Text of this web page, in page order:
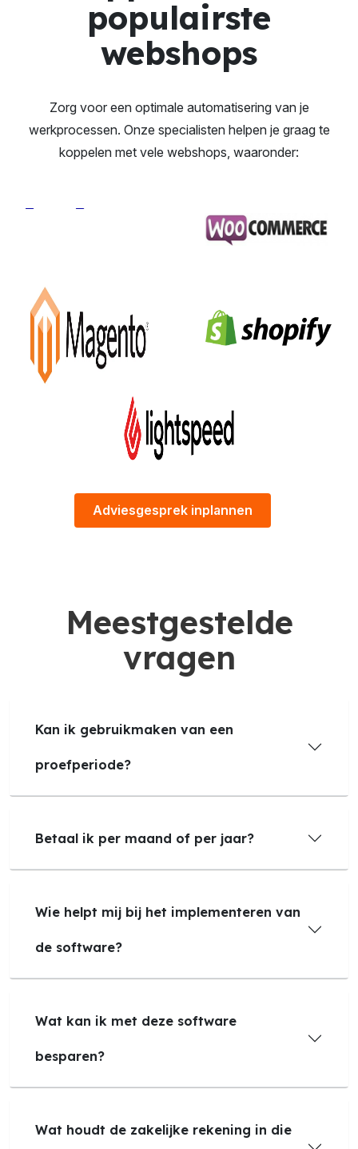
populairste
webshops
Zorg voor een optimale automatisering van je
werkprocessen. Onze specialisten helpen je graag te
koppelen met vele webshops, waaronder:
Adviesgesprek inplannen
Meestgestelde
vragen
Kan ik gebruikmaken van een
proefperiode?
Betaal ik per maand of per jaar?
Wie helpt mij bij het implementeren van
de software?
Wat kan ik met deze software
besparen?
Wat houdt de zakelijke rekening in die